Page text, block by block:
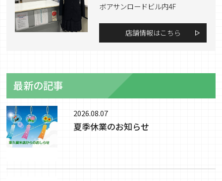
ボアサンロードビル内4F
店舗情報はこちら
最新の記事
2026.08.07
夏季休業のお知らせ